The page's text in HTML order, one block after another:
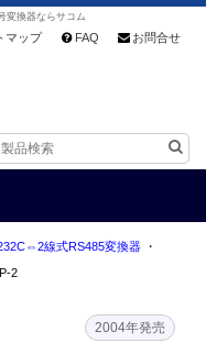
変換器ならサコム
マップ FAQ お問合せ
線式RS485変換器・
2
2004年発売